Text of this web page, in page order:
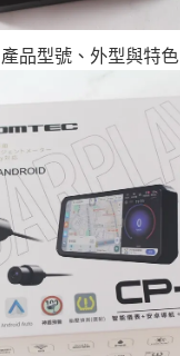
品型號、外型與特色